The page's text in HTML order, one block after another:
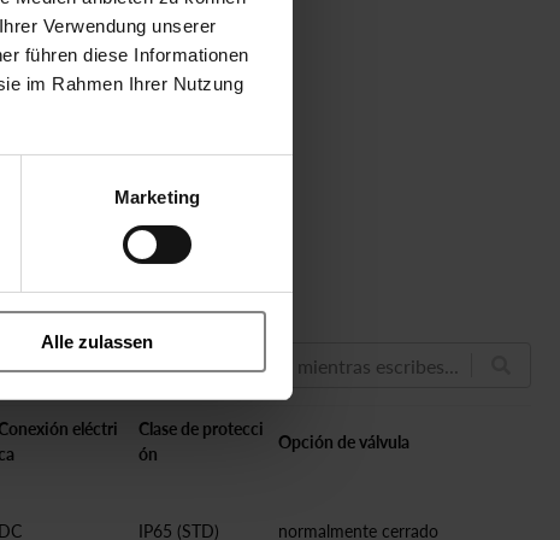
Verwendung unserer
führen diese Informationen
im Rahmen Ihrer Nutzung
Marketing
Alle zulassen
sizes
Busca mientras escribes...
eléctri
Clase de protecci
ón
Opción de válvula
DC IP65 (STD) normalmente cerrado